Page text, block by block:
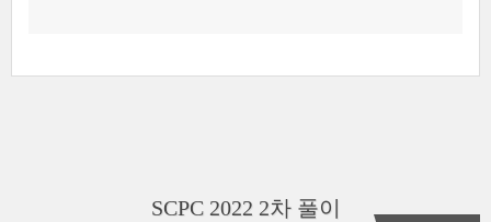
SCPC 2022 2차 풀이